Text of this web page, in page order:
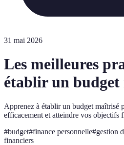
31 mai 2026
Les meilleures
établir un
Apprenez à établir un budget maîtrisé
efficacement et atteindre vos objectifs
#budget#finance personnelle#gestion
financiers